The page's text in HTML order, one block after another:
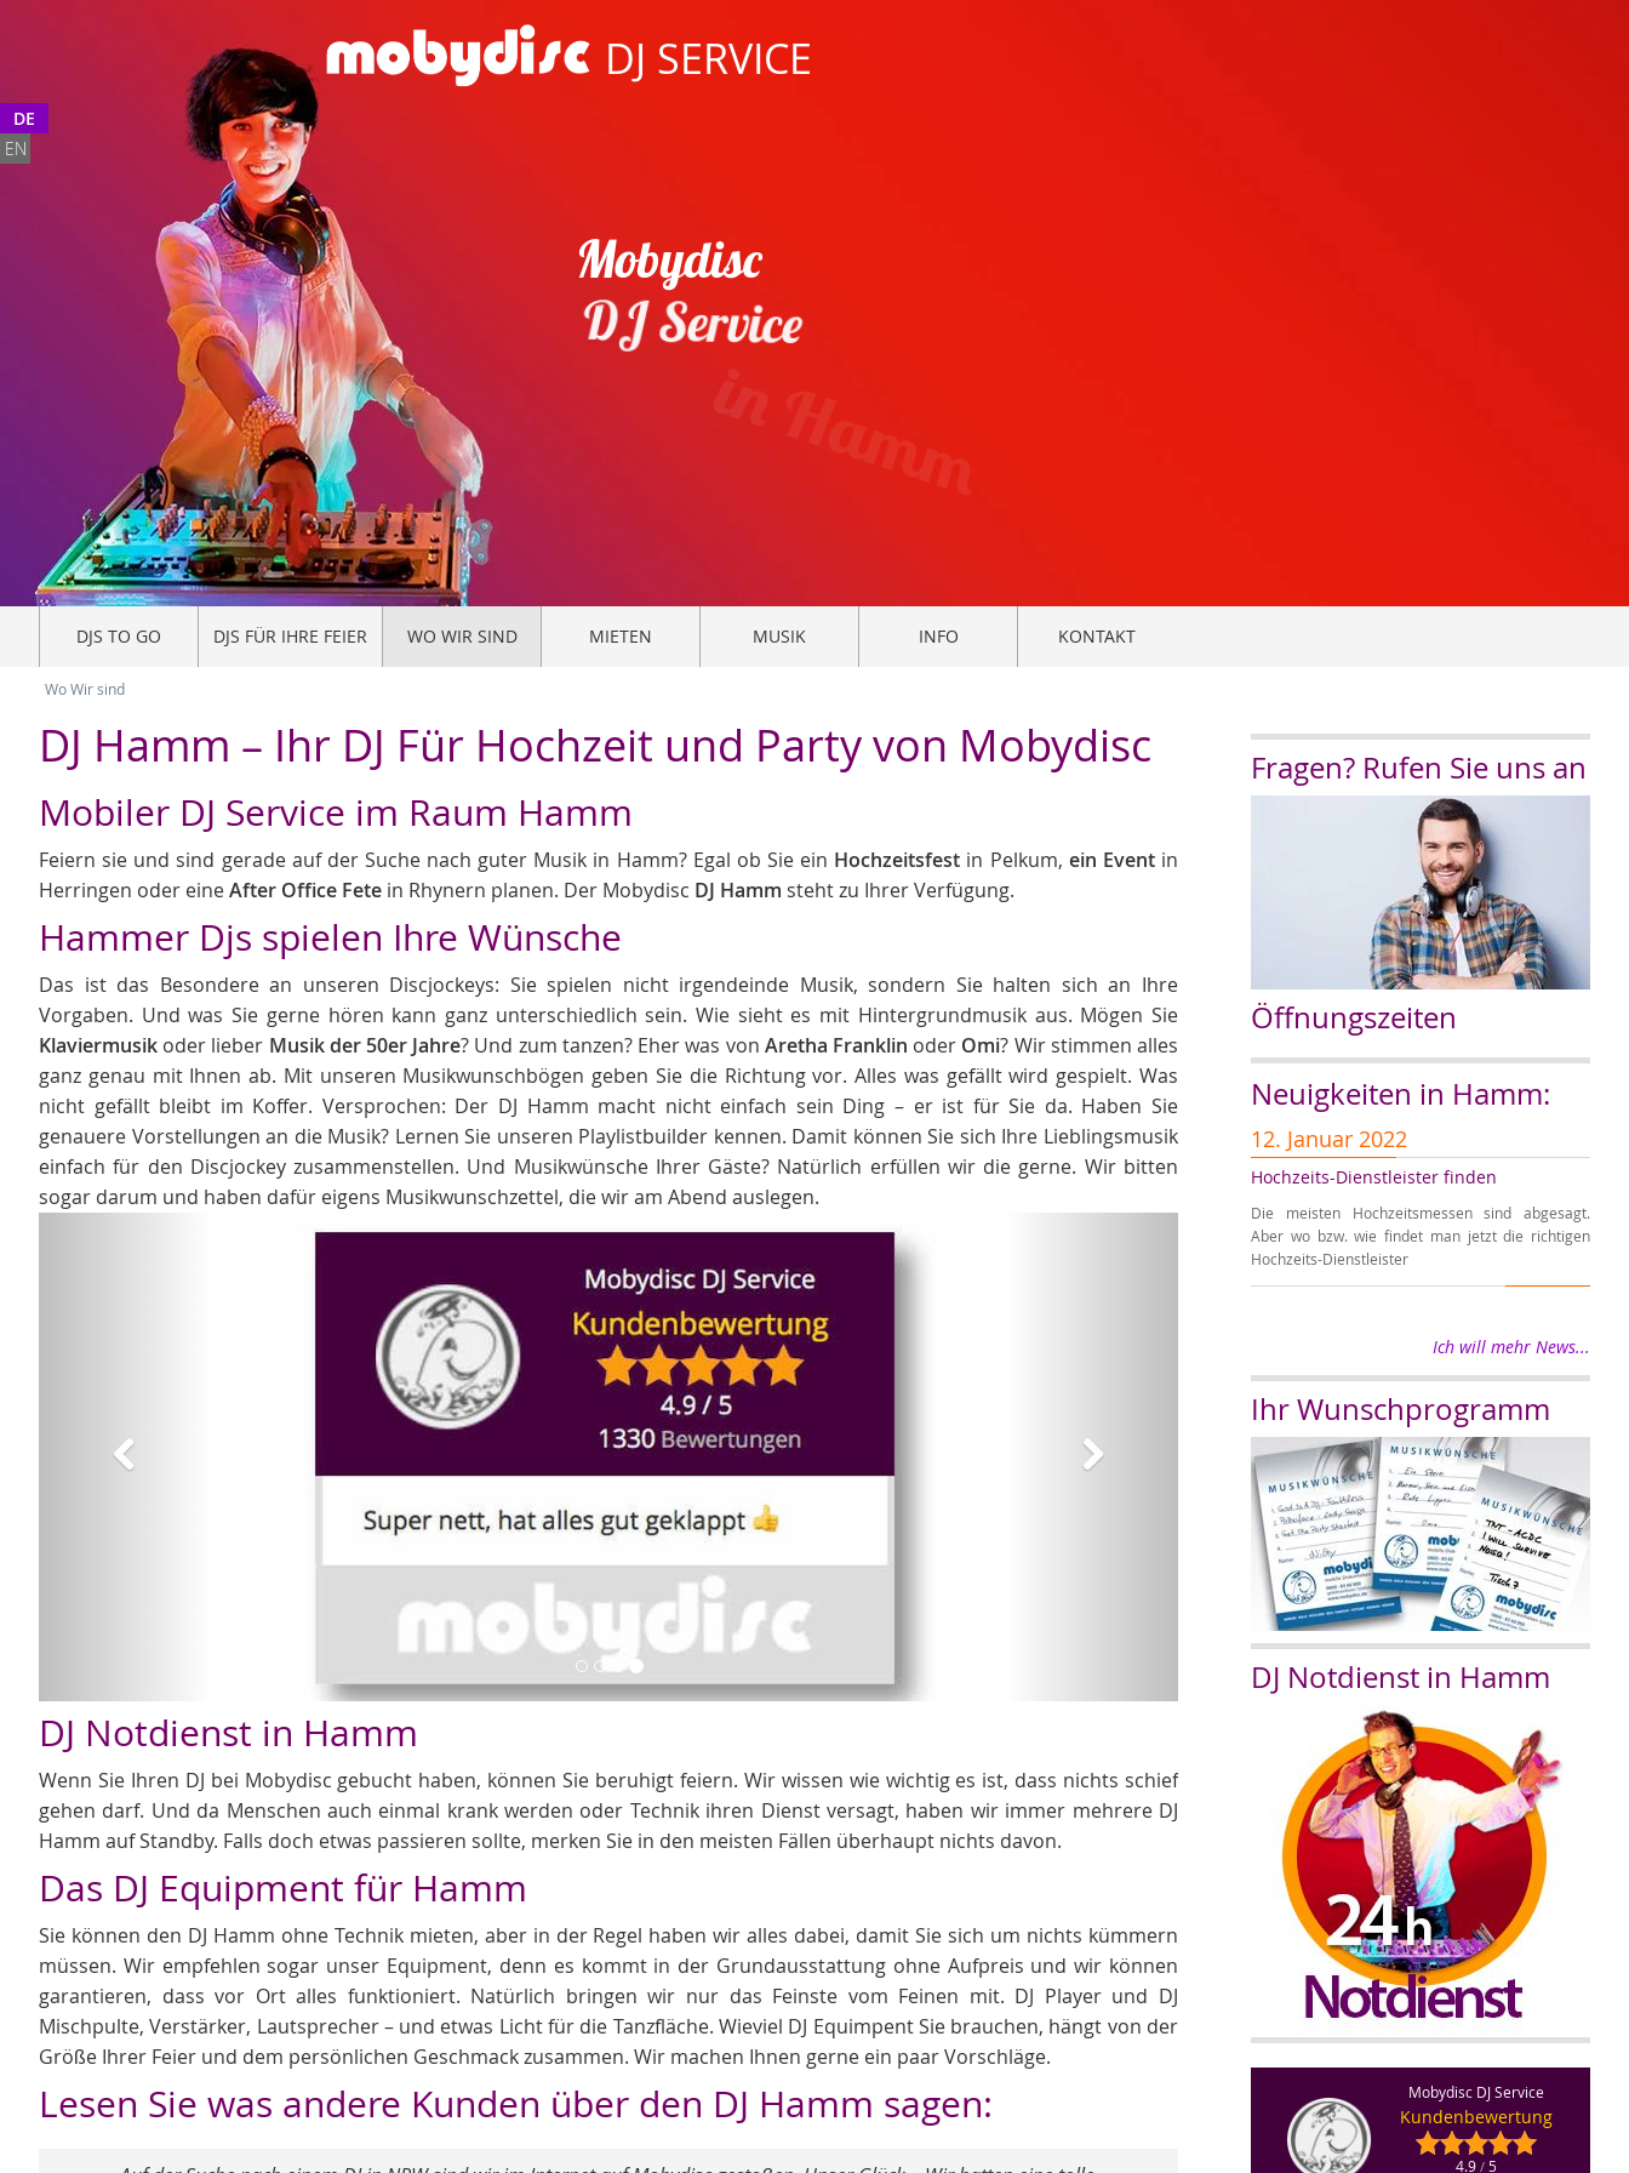
DJ SERVICE
Mobydisc
DJ Service
in Hamm
DJS TO GO DJS FÜR IHRE FEIER WO WIR SIND MIETEN MUSIK INFO KONTAKT
Wo Wir sind
DE
EN
DJ Hamm – Ihr DJ Für Hochzeit und Party von Mobydisc
Mobiler DJ Service im Raum Hamm
Feiern sie und sind gerade auf der Suche nach guter Musik in Hamm? Egal ob Sie ein Hochzeitsfest in Pelkum, ein Eventin
Herringen oder eineAfter Office Fete in Rhynern planen. Der Mobydisc DJ Hamm steht zu Ihrer Verfügung.
Hammer Djs spielen Ihre Wünsche
Das ist das Besondere an unseren Discjockeys: Sie spielen nicht irgendeinde Musik, sondern Sie halten sich an Ihre
Vorgaben. Und was Sie gerne hören kann ganz unterschiedlich sein. Wie sieht es mit Hintergrundmusik aus. Mögen Sie
Klaviermusik oder lieber Musik der 50er Jahre? Und zum tanzen? Eher was von Aretha Franklin oder Omi? Wir stimmen alles
ganz genau mit Ihnen ab. Mit unseren Musikwunschbögen geben Sie die Richtung vor. Alles was gefällt wird gespielt. Was
nicht gefällt bleibt im Koffer. Versprochen: Der DJ Hamm macht nicht einfach sein Ding – er ist für Sie da. Haben Sie
genauere Vorstellungen an die Musik? Lernen Sie unseren Playlistbuilder kennen. Damit können Sie sich Ihre Lieblingsmusik
einfach für den Discjockey zusammenstellen. Und Musikwünsche Ihrer Gäste? Natürlich erfüllen wir die gerne. Wir bitten
sogar darum und haben dafür eigens Musikwunschzettel, die wir am Abend auslegen.
DJ Notdienst in Hamm
Wenn Sie Ihren DJ bei Mobydisc gebucht haben, können Sie beruhigt feiern. Wir wissen wie wichtig es ist, dass nichts schief
gehen darf. Und da Menschen auch einmal krank werden oder Technik ihren Dienst versagt, haben wir immer mehrere DJ
Hamm auf Standby. Falls doch etwas passieren sollte, merken Sie in den meisten Fällen überhaupt nichts davon.
Das DJ Equipment für Hamm
Sie können den DJ Hamm ohne Technik mieten, aber in der Regel haben wir alles dabei, damit Sie sich um nichts kümmern
müssen. Wir empfehlen sogar unser Equipment, denn es kommt in der Grundausstattung ohne Aufpreis und wir können
garantieren, dass vor Ort alles funktioniert. Natürlich bringen wir nur das Feinste vom Feinen mit. DJ Player und DJ
Mischpulte, Verstärker, Lautsprecher – und etwas Licht für die Tanzfläche. Wieviel DJ Equimpent Sie brauchen, hängt von der
Größe Ihrer Feier und dem persönlichen Geschmack zusammen. Wir machen Ihnen gerne ein paar Vorschläge.
Lesen Sie was andere Kunden über den DJ Hamm sagen:
Fragen? Rufen Sie uns an
Öffnungszeiten
Neuigkeiten in Hamm:
12. Januar 2022
Hochzeits-Dienstleister finden
Die meisten Hochzeitsmessen sind abgesagt.
Aber wo bzw. wie findet man jetzt die richtigen
Hochzeits-Dienstleister
Ich will mehr News...
Ihr Wunschprogramm
DJ Notdienst in Hamm
Mobydisc DJ Service
Kundenbewertung
4.9 / 5